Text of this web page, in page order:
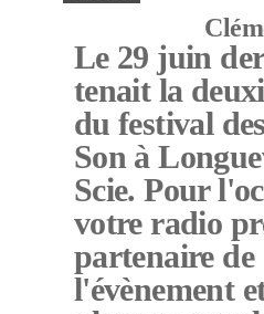
Le 29 juin
tenait la
du festival
Son à
Scie. Pour
votre radio
partenaire de
l'évènement